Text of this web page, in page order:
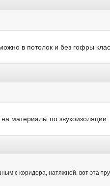
в потолок и без гофры
материалы по звукоизоляции.
с коридора, натяжной. вот эта